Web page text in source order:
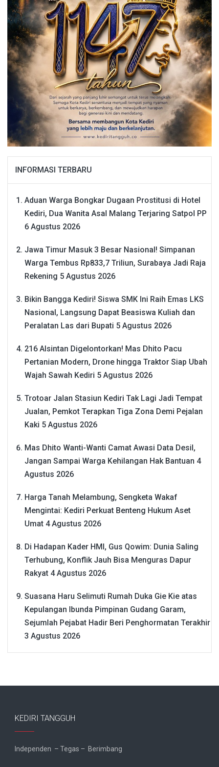
INFORMASI TERBARU
Aduan Warga Bongkar Dugaan Prostitusi di Hotel
Kediri, Dua Wanita Asal Malang Terjaring Satpol PP
6 Agustus 2026
Jawa Timur Masuk 3 Besar Nasional! Simpanan
Warga Tembus Rp833,7 Triliun, Surabaya Jadi Raja
Rekening 5 Agustus 2026
Bikin Bangga Kediri! Siswa SMK Ini Raih Emas LKS
Nasional, Langsung Dapat Beasiswa Kuliah dan
Peralatan Las dari Bupati 5 Agustus 2026
216 Alsintan Digelontorkan! Mas Dhito Pacu
Pertanian Modern, Drone hingga Traktor Siap Ubah
Wajah Sawah Kediri 5 Agustus 2026
Trotoar Jalan Stasiun Kediri Tak Lagi Jadi Tempat
Jualan, Pemkot Terapkan Tiga Zona Demi Pejalan
Kaki 5 Agustus 2026
Mas Dhito Wanti-Wanti Camat Awasi Data Desil,
Jangan Sampai Warga Kehilangan Hak Bantuan 4
Agustus 2026
Harga Tanah Melambung, Sengketa Wakaf
Mengintai: Kediri Perkuat Benteng Hukum Aset
Umat 4 Agustus 2026
Di Hadapan Kader HMI, Gus Qowim: Dunia Saling
Terhubung, Konflik Jauh Bisa Menguras Dapur
Rakyat 4 Agustus 2026
Suasana Haru Selimuti Rumah Duka Gie Kie atas
Kepulangan Ibunda Pimpinan Gudang Garam,
Sejumlah Pejabat Hadir Beri Penghormatan Terakhir
3 Agustus 2026
KEDIRI TANGGUH
Independen – Tegas – Berimbang